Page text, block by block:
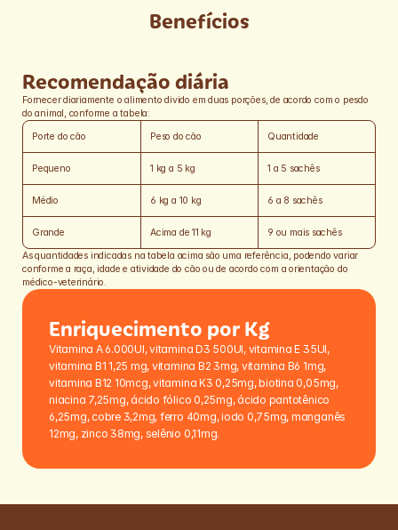
manganês, iodato de cálcio e selenito de sódio.
Benefícios
Recomendação diária
Fornecer diariamente o alimento divido em duas porções, de acordo com o pesdo
do animal, conforme a tabela:
Porte do cão
Peso do cão Quantidade
Pequeno 1 kg a 5 kg 1 a 5 sachês
Médio 6 kg a 10 kg 6 a 8 sachês
Grande Acima de 11 kg
9 ou mais sachês
As quantidades indicadas na tabela acima são uma referência, podendo variar
conforme a raça, idade e atividade do cão ou de acordo com a orientação do
médico-veterinário.
Enriquecimento por Kg
Vitamina A 6.000UI, vitamina D3 500UI, vitamina E 35UI,
vitamina B1 1,25 mg, vitamina B2 3mg, vitamina B6 1mg,
vitamina B12 10mcg, vitamina K3 0,25mg, biotina 0,05mg,
niacina 7,25mg, ácido fólico 0,25mg, ácido pantotênico
6,25mg, cobre 3,2mg, ferro 40mg, iodo 0,75mg, manganês
12mg, zinco 38mg, selênio 0,11mg.